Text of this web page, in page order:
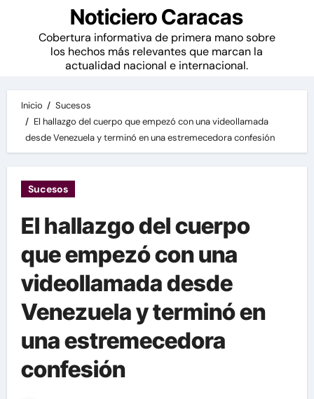
Noticiero Caracas
Cobertura informativa de primera mano sobre
los hechos más relevantes que marcan la
actualidad nacional e internacional.
Inicio
Sucesos
El hallazgo del cuerpo que empezó con una videollamada
desde Venezuela y terminó en una estremecedora confesión
Sucesos
El hallazgo del cuerpo
que empezó con una
videollamada desde
Venezuela y terminó en
una estremecedora
confesión